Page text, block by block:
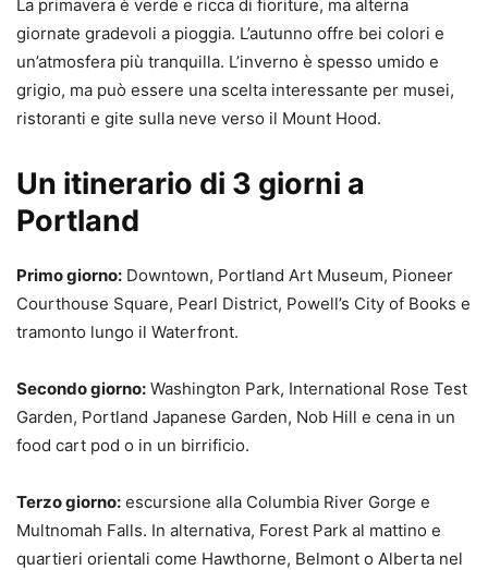
La primavera è verde e ricca di fioriture, ma alterna
giornate gradevoli a pioggia. L’autunno offre bei colori e
un’atmosfera più tranquilla. L’inverno è spesso umido e
grigio, ma può essere una scelta interessante per musei,
ristoranti e gite sulla neve verso il Mount Hood.
Un itinerario di 3 giorni a
Portland
Primo giorno: Downtown, Portland Art Museum, Pioneer
Courthouse Square, Pearl District, Powell’s City of Books e
tramonto lungo il Waterfront.
Secondo giorno: Washington Park, International Rose Test
Garden, Portland Japanese Garden, Nob Hill e cena in un
food cart pod o in un birrificio.
Terzo giorno: escursione alla Columbia River Gorge e
Multnomah Falls. In alternativa, Forest Park al mattino e
quartieri orientali come Hawthorne, Belmont o Alberta nel